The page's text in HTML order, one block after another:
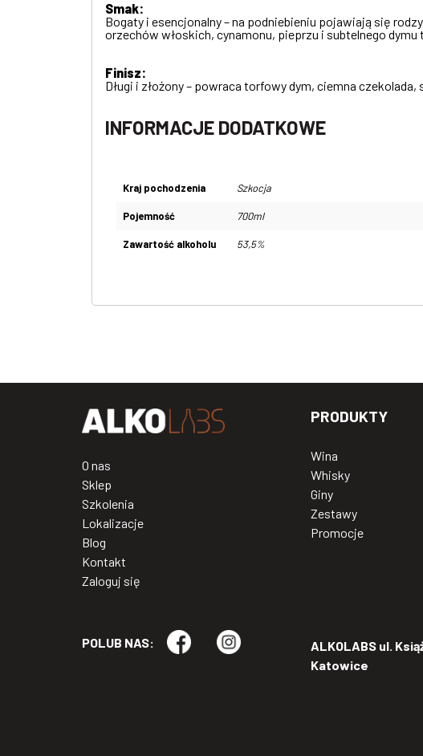
Smak:
Bogaty i esencjonalny – na podniebieniu pojawiają się
orzechów włoskich, cynamonu, pieprzu i subtelnego
Finisz:
Długi i złożony – powraca torfowy dym, ciemna
INFORMACJE DODATKOWE
Kraj pochodzenia Szkocja
Pojemność 700ml
Zawartość alkoholu 53,5%
O nas
Sklep
Szkolenia
Lokalizacje
Blog
Kontakt
Zaloguj się
POLUB NAS:
PRODUKTY
Wina
Whisky
Giny
Zestawy
Promocje
ALKOLABS ul.
Katowice